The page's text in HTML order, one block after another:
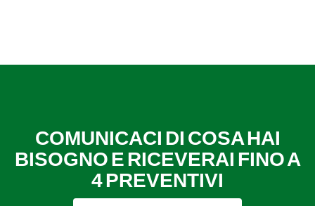
COMUNICACI DI COSA HAI
BISOGNO E RICEVERAI FINO A
4 PREVENTIVI